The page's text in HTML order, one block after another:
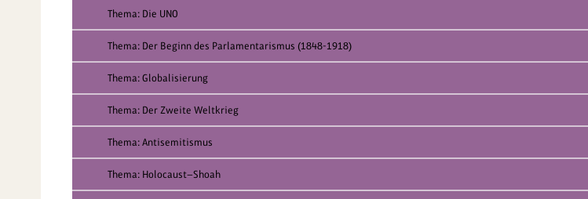
Thema: Die UNO
Thema: Der Beginn des Parlamentarismus (1848-1918)
Thema: Globalisierung
Thema: Der Zweite Weltkrieg
Thema: Antisemitismus
Thema: Holocaust—Shoah